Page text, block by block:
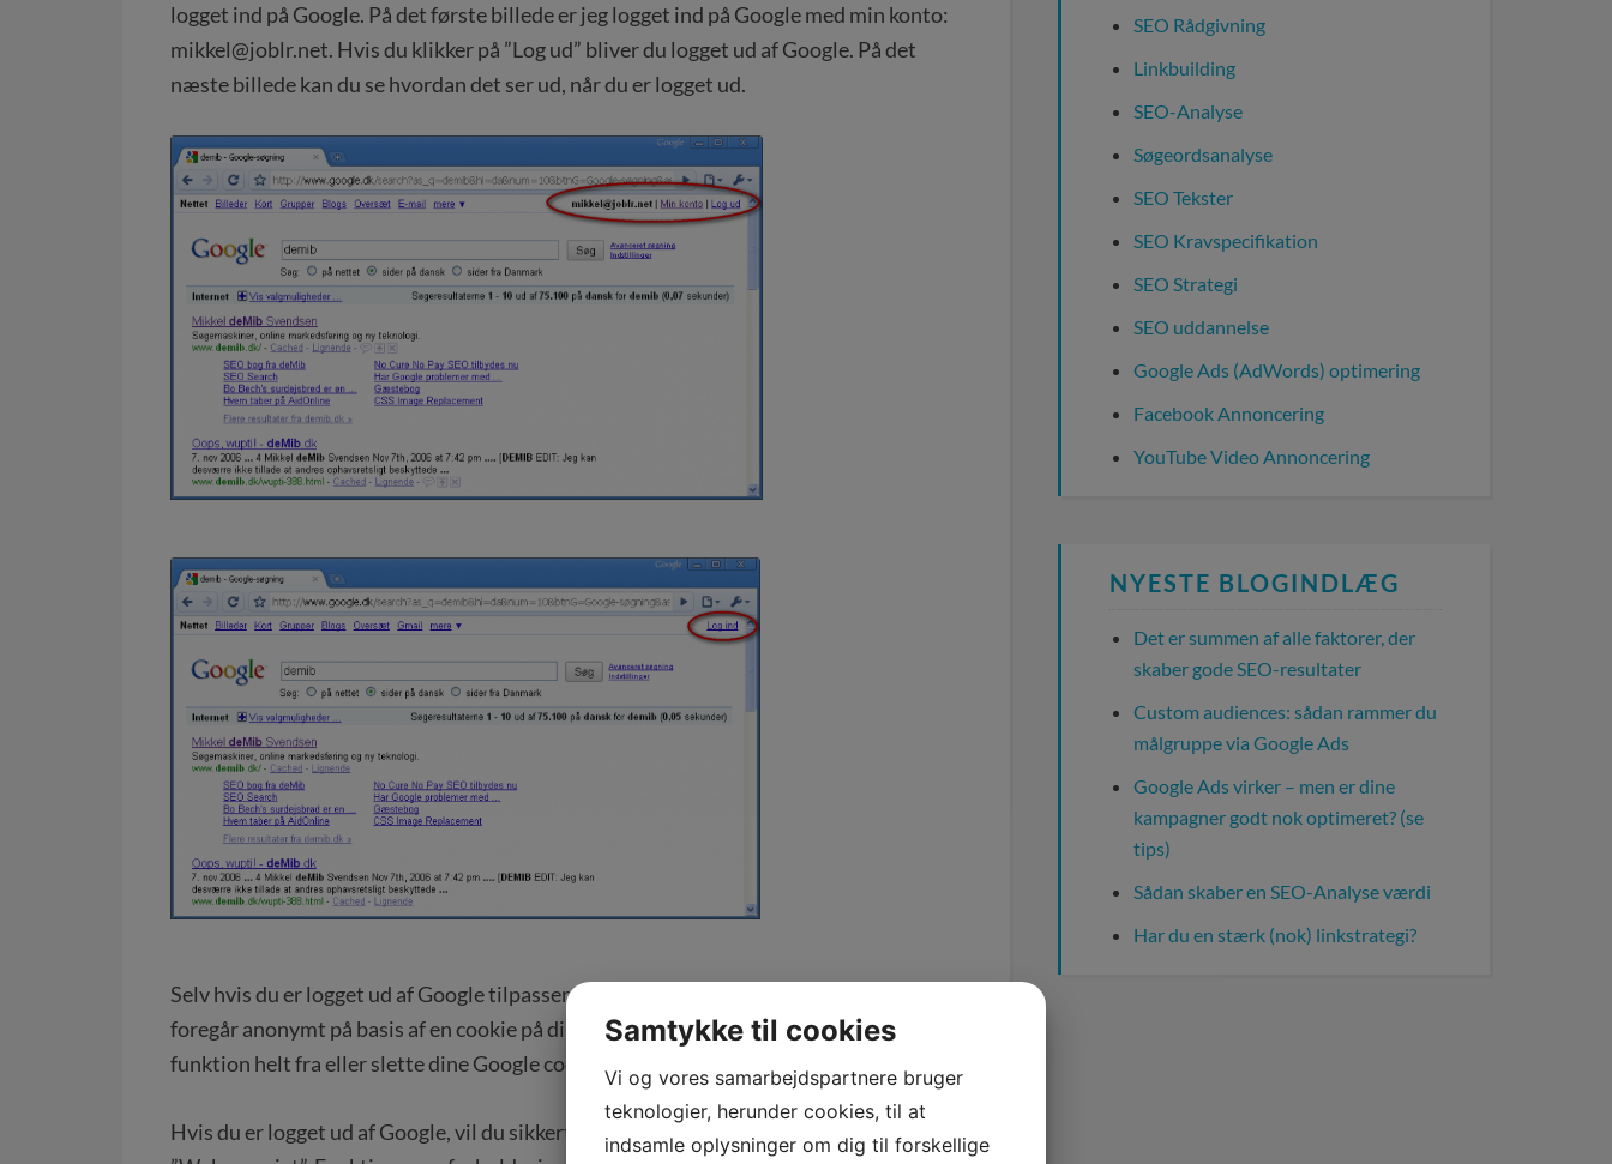
logget ind på Google. På det første billede er jeg logget ind på Google med min konto:
mikkel@joblr.net. Hvis du klikker på ”Log ud” bliver du logget ud af Google. På det
næste billede kan du se hvordan det ser ud, når du er logget ud.
Selv hvis du er logget ud af Google tilpasser Google dog stadig resultaterne. Det
foregår anonymt på basis af en cookie på din computer. Du kan vælge at slå denne
funktion helt fra eller slette dine Google cookies fra gang til gang.
Hvis du er logget ud af Google, vil du sikkert finde et link i øverste højre hjørne til
SEO Rådgivning
Linkbuilding
SEO-Analyse
Søgeordsanalyse
SEO Tekster
SEO Kravspecifikation
SEO Strategi
SEO uddannelse
Google Ads (AdWords) optimering
Facebook Annoncering
YouTube Video Annoncering
NYESTE BLOGINDLÆG
Det er summen af alle faktorer, der
skaber gode SEO-resultater
Custom audiences: sådan rammer du
målgruppe via Google Ads
Google Ads virker – men er dine
kampagner godt nok optimeret? (se
tips)
Sådan skaber en SEO-Analyse værdi
Har du en stærk (nok) linkstrategi?
Samtykke til cookies
Vi og vores samarbejdspartnere bruger
teknologier, herunder cookies, til at
indsamle oplysninger om dig til forskellige